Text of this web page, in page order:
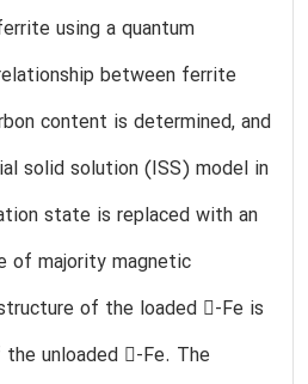
using a quantum
between ferrite
content is determined, and
solid solution (ISS) model in
state is replaced with an
of majority magnetic
of the loaded -Fe is
unloaded -Fe. The